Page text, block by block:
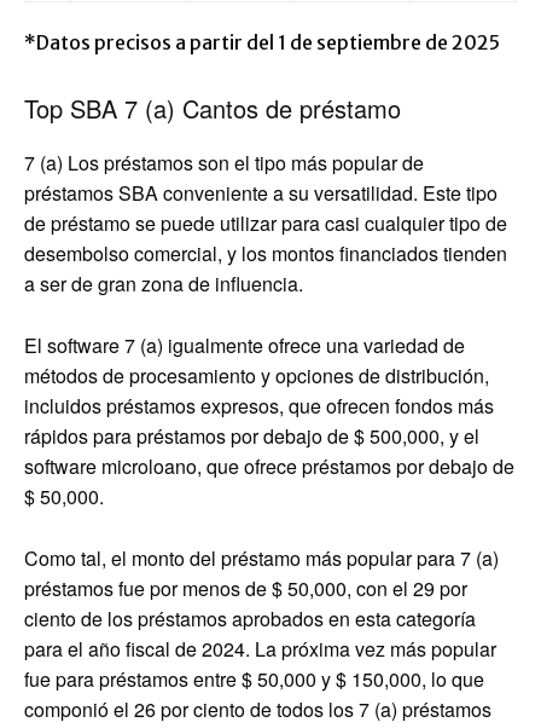
*Datos precisos a partir del 1 de septiembre de 2025
Top SBA 7 (a) Cantos de préstamo
7 (a) Los préstamos son el tipo más popular de
préstamos SBA conveniente a su versatilidad. Este tipo
de préstamo se puede utilizar para casi cualquier tipo de
desembolso comercial, y los montos financiados tienden
a ser de gran zona de influencia.
El software 7 (a) igualmente ofrece una variedad de
métodos de procesamiento y opciones de distribución,
incluidos préstamos expresos, que ofrecen fondos más
rápidos para préstamos por debajo de $ 500,000, y el
software microloano, que ofrece préstamos por debajo de
$ 50,000.
Como tal, el monto del préstamo más popular para 7 (a)
préstamos fue por menos de $ 50,000, con el 29 por
ciento de los préstamos aprobados en esta categoría
para el año fiscal de 2024. La próxima vez más popular
fue para préstamos entre $ 50,000 y $ 150,000, lo que
componió el 26 por ciento de todos los 7 (a) préstamos